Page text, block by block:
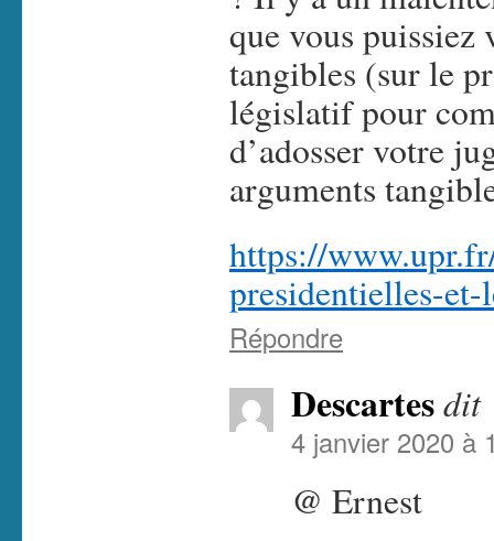
que vous puissiez
tangibles (sur le
législatif pour
d’adosser votre
arguments
https://
presidentielles-
Répondre
Descartesdit
4 janvier 2020 à
@ Ernest